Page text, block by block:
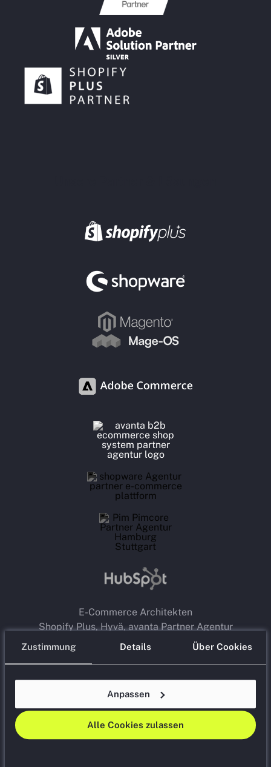
Zustimmung Details Über Cookies
Alle Cookies zulassen
Anpassen
E-Commerce Architekten
Shopify Plus, Hyvä, avanta Partner Agentur
Hamburg & Stuttgart
Premium Google Agentur Partner,